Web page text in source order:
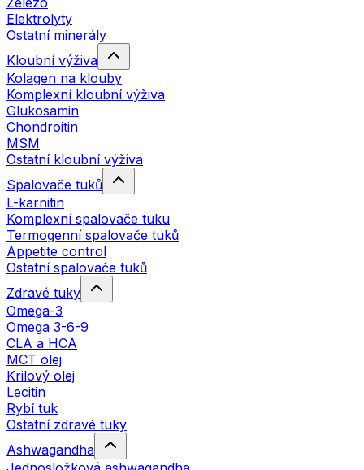
Elektrolyty
Ostatní minerály
Kloubní výživa
Kolagen na klouby
Komplexní kloubní výživa
Glukosamin
Chondroitin
MSM
Ostatní kloubní výživa
Spalovače tuků
L-karnitin
Komplexní spalovače tuku
Termogenní spalovače tuků
Appetite control
Ostatní spalovače tuků
Zdravé tuky
Omega-3
Omega 3-6-9
CLA a HCA
MCT olej
Krilový olej
Lecitin
Rybí tuk
Ostatní zdravé tuky
Ashwagandha